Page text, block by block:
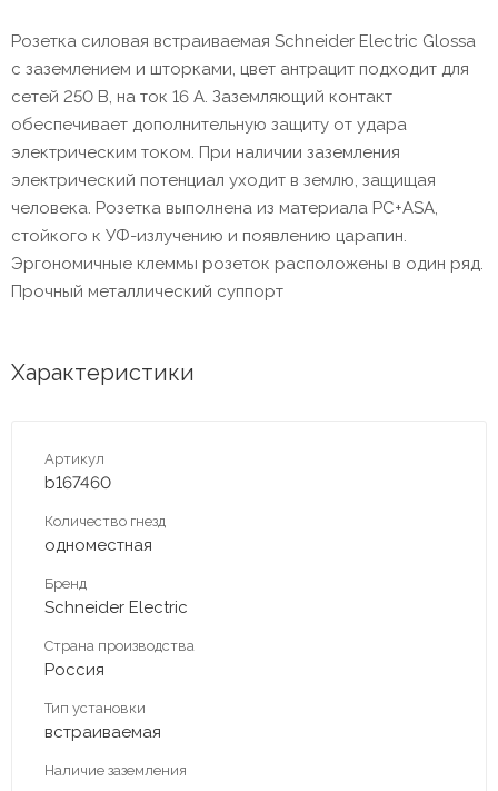
Розетка силовая встраиваемая Schneider Electric Glossa
с заземлением и шторками, цвет антрацит подходит для
сетей 250 В, на ток 16 А. Заземляющий контакт
обеспечивает дополнительную защиту от удара
электрическим током. При наличии заземления
электрический потенциал уходит в землю, защищая
человека. Розетка выполнена из материала PС+ASA,
стойкого к УФ-излучению и появлению царапин.
Эргономичные клеммы розеток расположены в один ряд.
Прочный металлический суппорт
Характеристики
Артикул
b167460
Количество гнезд
одноместная
Бренд
Schneider Electric
Страна производства
Россия
Тип установки
встраиваемая
Наличие заземления